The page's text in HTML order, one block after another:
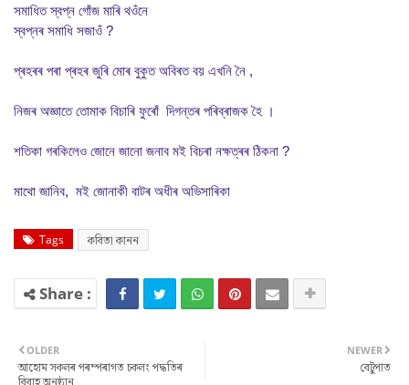
সমাধিত স্বপ্ন গোঁজ মাৰি থওঁনে
স্বপ্নৰ সমাধি সজাওঁ ?
প্ৰহৰৰ পৰা প্ৰহৰ জুৰি মোৰ বুকুত অবিৰত বয় এখনি নৈ ,
নিজৰ অজ্ঞাতে তোমাক বিচাৰি ফুৰোঁ দিগন্তৰ পৰিব্ৰাজক হৈ ।
শতিকা গৰকিলেও জোনে জানো জনাব মই বিচৰা নক্ষত্ৰৰ ঠিকনা ?
মাথো জানিব, মই জোনাকী বাটৰ অধীৰ অভিসাৰিকা
Tags কবিতা কানন
NEWER
বেটুপাত
OLDER
আহোম সকলৰ পৰম্পৰাগত চকলং পদ্ধতিৰ
বিবাহ অনুষ্ঠান